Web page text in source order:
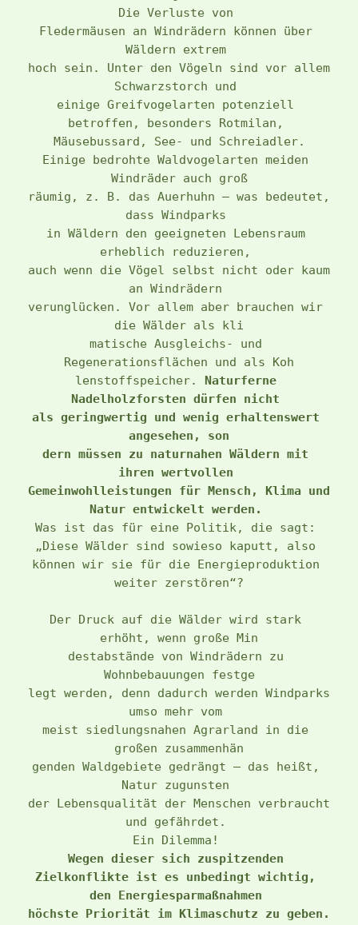
Die Verluste von
Fledermäusen an Windrädern können über
Wäldern extrem
hoch sein. Unter den Vögeln sind vor allem
Schwarzstorch und
einige Greifvogelarten potenziell
betroffen, besonders Rotmilan,
Mäusebussard, See- und Schreiadler.
Einige bedrohte Waldvogelarten meiden
Windräder auch groß
räumig, z. B. das Auerhuhn – was bedeutet,
dass Windparks
in Wäldern den geeigneten Lebensraum
erheblich reduzieren,
auch wenn die Vögel selbst nicht oder kaum
an Windrädern
verunglücken. Vor allem aber brauchen wir
die Wälder als kli
matische Ausgleichs- und
Regenerationsflächen und als Koh
lenstoffspeicher.
Naturferne
Nadelholzforsten dürfen nicht
als geringwertig und wenig erhaltenswert
angesehen, son
dern müssen zu naturnahen Wäldern mit
ihren wertvollen
Gemeinwohlleistungen für Mensch, Klima und
Natur entwickelt werden.
Was ist das für eine Politik, die sagt:
„Diese Wälder sind sowieso kaputt, also
können wir sie für die Energieproduktion
weiter zerstören“?
Der Druck auf die Wälder wird stark
erhöht, wenn große Min
destabstände von Windrädern zu
Wohnbebauungen festge
legt werden, denn dadurch werden Windparks
umso mehr vom
meist siedlungsnahen Agrarland in die
großen zusammenhän
genden Waldgebiete gedrängt – das heißt,
Natur zugunsten
der Lebensqualität der Menschen verbraucht
und gefährdet.
Ein Dilemma!
Wegen dieser sich zuspitzenden
Zielkonflikte ist es unbedingt wichtig,
den Energiesparmaßnahmen
höchste Priorität im Klimaschutz zu geben.